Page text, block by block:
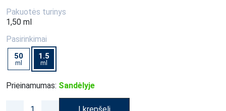
Pakuotės turinys
1,50 ml
Pasirinkimai
50
ml
1.5
ml
Prieinamumas: Sandėlyje
Į krepšelį